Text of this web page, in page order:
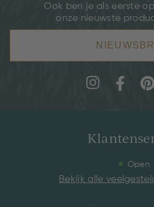
Ook ben je als eerste
onze nieuwste
Open
Bekijk alle